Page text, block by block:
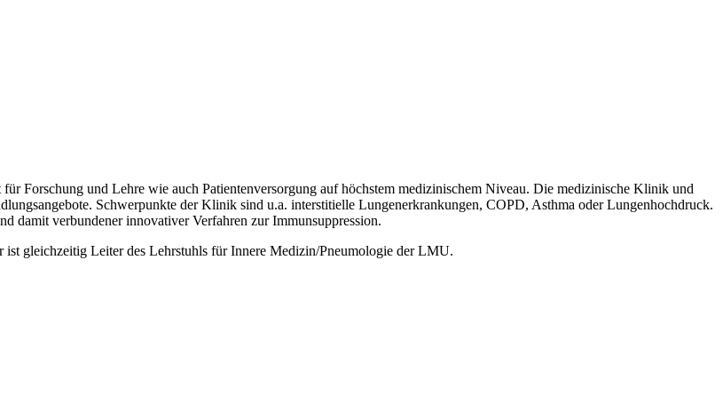
Forschung und Lehre wie auch Patientenversorgung auf höchstem medizinischem Niveau. Die medizinische Klinik und
Schwerpunkte der Klinik sind u.a. interstitielle Lungenerkrankungen, COPD, Asthma oder Lungenhochdruck.
damit verbundener innovativer Verfahren zur Immunsuppression.
gleichzeitig Leiter des Lehrstuhls für Innere Medizin/Pneumologie der LMU.